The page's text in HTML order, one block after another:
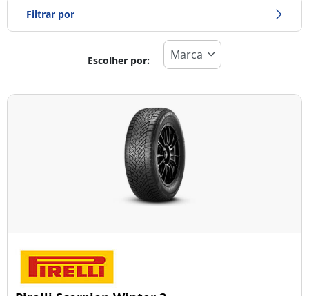
Filtrar por
Todos os tipos (53)
Todas as estações (10)
Ligeiro (24)
Comercial (0)
Escolher por: